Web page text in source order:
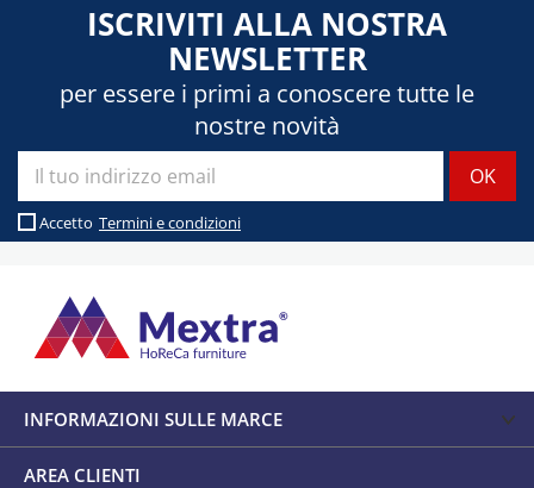
ISCRIVITI ALLA NOSTRA
NEWSLETTER
per essere i primi a conoscere tutte le
nostre novità
Accetto Termini e condizioni
INFORMAZIONI SULLE MARCE
AREA CLIENTI